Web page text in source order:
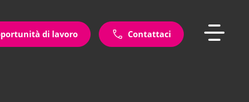
di lavoro Contattaci